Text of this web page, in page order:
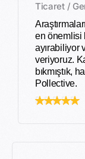
Ticaret /
en önemlisi
ayırabiliyor
veriyoruz.
bıkmıştık,
Pollective.